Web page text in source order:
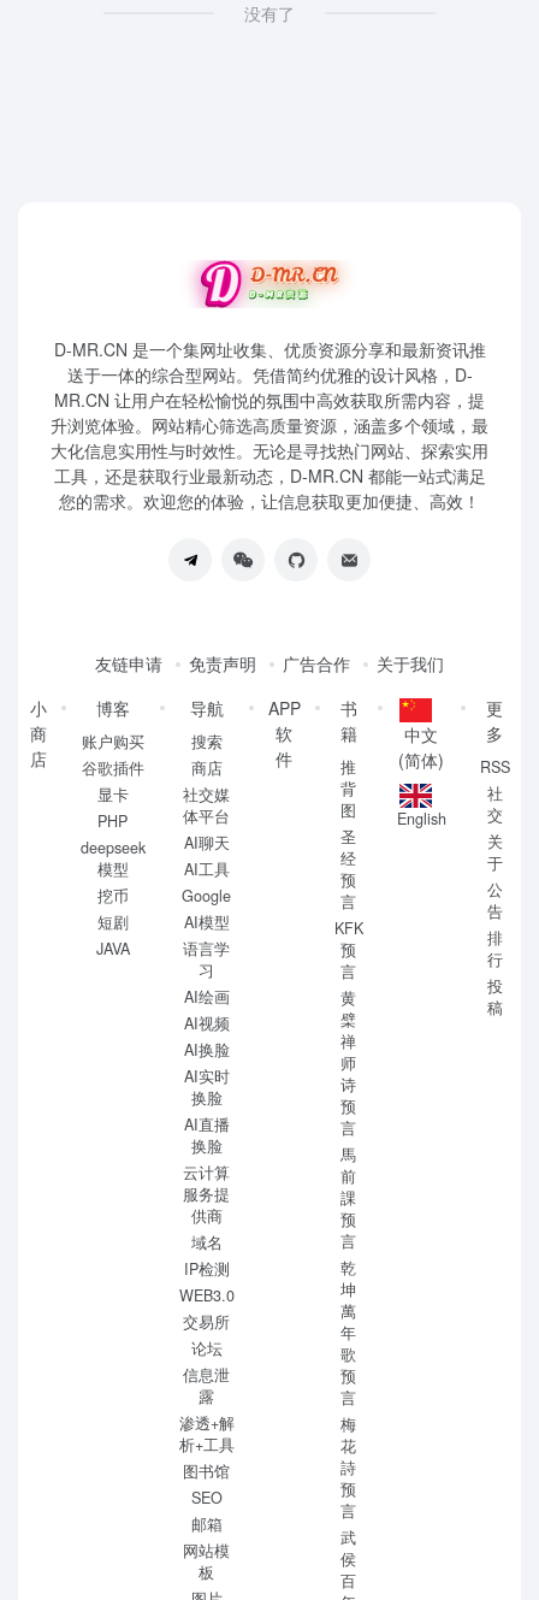
没有了
D-MR.CN 是一个集网址收集、优质资源分享和最新资讯推
送于一体的综合型网站。凭借简约优雅的设计风格，D-
MR.CN 让用户在轻松愉悦的氛围中高效获取所需内容，提
升浏览体验。网站精心筛选高质量资源，涵盖多个领域，最
大化信息实用性与时效性。无论是寻找热门网站、探索实用
工具，还是获取行业最新动态，D-MR.CN 都能一站式满足
您的需求。欢迎您的体验，让信息获取更加便捷、高效！
友链申请 免责声明 广告合作
关于我们
小
商
店
博客
账户购买
谷歌插件
显卡
PHP
deepseek
模型
挖币
短剧
JAVA
导航
搜索
商店
社交媒
体平台
AI聊天
AI工具
Google
AI模型
语言学
习
AI绘画
AI视频
AI换脸
AI实时
换脸
AI直播
换脸
云计算
服务提
供商
域名
IP检测
WEB3.0
交易所
论坛
信息泄
露
渗透+解
析+工具
图书馆
SEO
邮箱
网站模
板
APP
软
件
书
籍
推
背
图
圣
经
预
言
KFK
预
言
黄
檗
禅
师
诗
预
言
馬
前
課
预
言
乾
坤
萬
年
歌
预
言
梅
花
詩
预
言
武
侯
百
中文
(简体)
English
更
多
RSS
社
交
关
于
公
告
排
行
投
稿